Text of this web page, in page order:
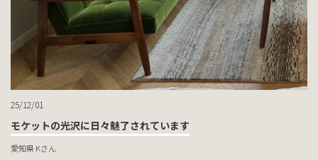
25/12/01
モケットの光沢に日々魅了されています
愛知県 Kさん